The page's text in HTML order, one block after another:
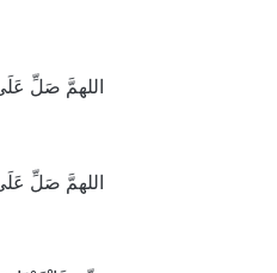
اللهمَّ صَلِّ
اللهمَّ صَلِّ